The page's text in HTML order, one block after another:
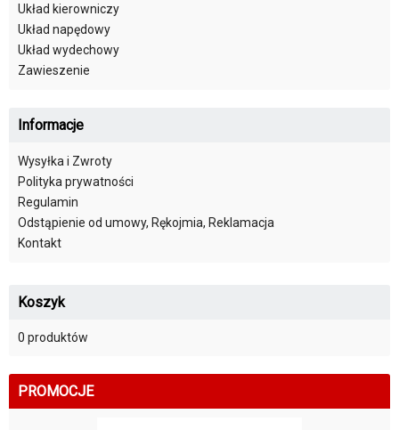
Układ kierowniczy
Układ napędowy
Układ wydechowy
Zawieszenie
Informacje
Wysyłka i Zwroty
Polityka prywatności
Regulamin
Odstąpienie od umowy, Rękojmia, Reklamacja
Kontakt
Koszyk
0 produktów
PROMOCJE